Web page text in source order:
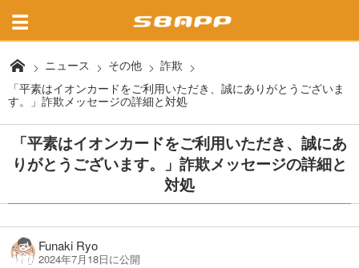
ニュース その他
詐欺
「平素はイオンカードをご利用いただき、誠にありがとうございま
す。」詐欺メッセージの詳細と対処
「平素はイオンカードをご利用いただき、誠にあ
りがとうございます。」詐欺メッセージの詳細と
対処
Funaki Ryo
2024年7月18日に公開